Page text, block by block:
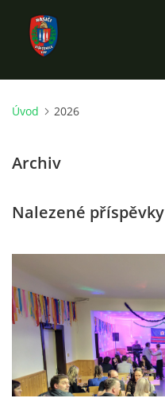
ÚVOD
HISTORIE SBORU
VÝKONNÝ VÝBOR SBORU
DOKUMENTY
VÝJEZDOVÁ JEDNOTKA
FOTOGALERIE
Úvod 2026
Archiv
Nalezené příspěvky